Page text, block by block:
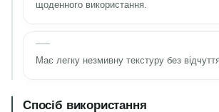
щоденного використання.
Має легку незмивну текстуру без відчуття
Спосіб використання